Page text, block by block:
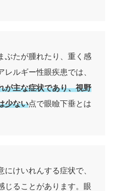
ぶたが腫れたり、重く感
レルギー性眼疾患では、
が主な症状であり、視野
少ない点で眼瞼下垂とは
にけいれんする症状で、
じることがあります。眼